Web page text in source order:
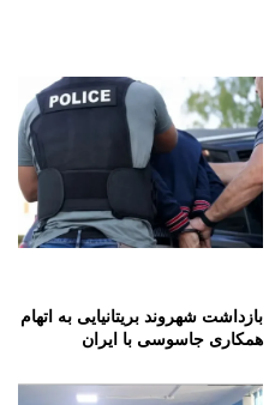
بازداشت شهروند بریتانیایی به اتهام
همکاری جاسوسی با ایران